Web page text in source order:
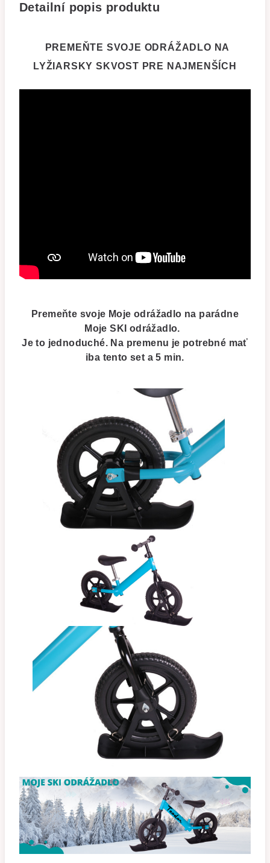
Detailní popis produktu
PREMEŇTE SVOJE ODRÁŽADLO NA
LYŽIARSKY SKVOST PRE NAJMENŠÍCH
Premeňte svoje Moje odrážadlo na parádne
Moje SKI odrážadlo.
Je to jednoduché. Na premenu je potrebné mať
iba tento set a 5 min.